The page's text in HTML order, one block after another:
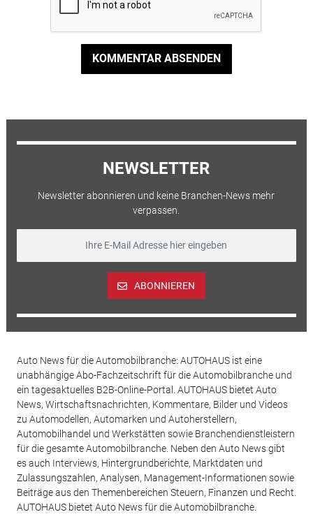
KOMMENTAR ABSENDEN
NEWSLETTER
Newsletter abonnieren und keine Branchen-News mehr
verpassen.
ABONNIEREN
Auto News für die Automobilbranche: AUTOHAUS ist eine
unabhängige Abo-Fachzeitschrift für die Automobilbranche und
ein tagesaktuelles B2B-Online-Portal. AUTOHAUS bietet Auto
News, Wirtschaftsnachrichten, Kommentare, Bilder und Videos
zu Automodellen, Automarken und Autoherstellern,
Automobilhandel und Werkstätten sowie Branchendienstleistern
für die gesamte Automobilbranche. Neben den Auto News gibt
es auch Interviews, Hintergrundberichte, Marktdaten und
Zulassungszahlen, Analysen, Management-Informationen sowie
Beiträge aus den Themenbereichen Steuern, Finanzen und Recht.
AUTOHAUS bietet Auto News für die Automobilbranche.